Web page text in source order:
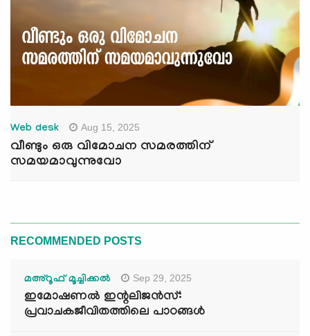
Web desk Aug 15, 2025
വീണ്ടും ഒരു വിമോചന സമരത്തിന്
സമയമാവുന്നുവോ
RECOMMENDED POSTS
മഅ്റൂഫ് മൂച്ചിക്കല്‍ Sep 29, 2025
ഇമോഷണൽ ഇന്റലിജൻസ്:
പ്രവാചകജീവിതത്തിലെ പാഠങ്ങൾ